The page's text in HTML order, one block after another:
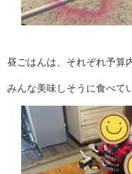
昼ごはんは、それぞれ予算
みんな美味しそうに食べて